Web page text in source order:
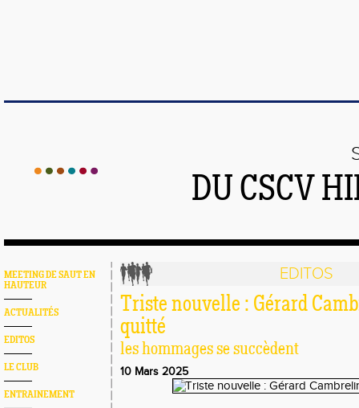
DU CSCV
MEETING DE SAUT EN
HAUTEUR
ACTUALITÉS
EDITOS
LE CLUB
ENTRAINEMENT
EDITOS
Triste nouvelle : Gérard
quitté
les hommages se succèdent
10 Mars 2025